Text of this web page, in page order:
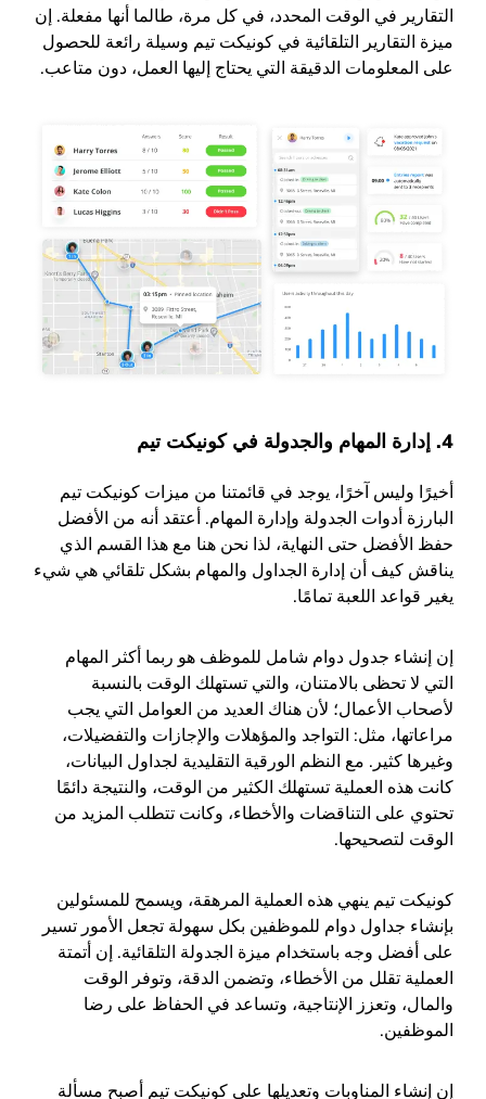
التقارير في الوقت المحدد، في كل مرة، طالما أنها مفعلة. إن
ميزة التقارير التلقائية في كونيكت تيم وسيلة رائعة للحصول
على المعلومات الدقيقة التي يحتاج إليها العمل، دون متاعب.
4. إدارة المهام والجدولة في كونيكت تيم
أخيرًا وليس آخرًا، يوجد في قائمتنا من ميزات كونيكت تيم
البارزة أدوات الجدولة وإدارة المهام. أعتقد أنه من الأفضل
حفظ الأفضل حتى النهاية، لذا نحن هنا مع هذا القسم الذي
يناقش كيف أن إدارة الجداول والمهام بشكل تلقائي هي شيء
يغير قواعد اللعبة تمامًا.
إن إنشاء جدول دوام شامل للموظف هو ربما أكثر المهام
التي لا تحظى بالامتنان، والتي تستهلك الوقت بالنسبة
لأصحاب الأعمال؛ لأن هناك العديد من العوامل التي يجب
مراعاتها، مثل: التواجد والمؤهلات والإجازات والتفضيلات،
وغيرها كثير. مع النظم الورقية التقليدية لجداول البيانات،
كانت هذه العملية تستهلك الكثير من الوقت، والنتيجة دائمًا
تحتوي على التناقضات والأخطاء، وكانت تتطلب المزيد من
الوقت لتصحيحها.
كونيكت تيم ينهي هذه العملية المرهقة، ويسمح للمسئولين
بإنشاء جداول دوام للموظفين بكل سهولة تجعل الأمور تسير
على أفضل وجه باستخدام ميزة الجدولة التلقائية. إن أتمتة
العملية تقلل من الأخطاء، وتضمن الدقة، وتوفر الوقت
والمال، وتعزز الإنتاجية، وتساعد في الحفاظ على رضا
الموظفين.
إن إنشاء المناوبات وتعديلها على كونيكت تيم أصبح مسألة